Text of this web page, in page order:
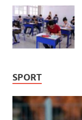
SPORT